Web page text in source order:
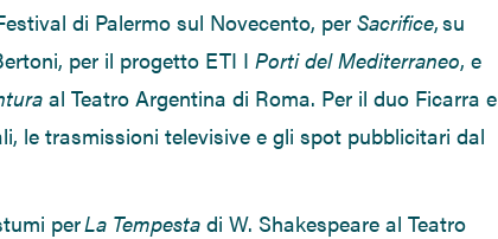
di Palermo sul Novecento, per Sacrifice,su
per il progetto ETI I Porti del Mediterraneo, e
al Teatro Argentina di Roma. Per il duo Ficarra e
le trasmissioni televisive e gli spot pubblicitari dal
perLa Tempesta di W. Shakespeare al Teatro